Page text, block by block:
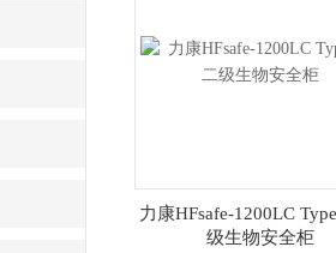
力康HFsafe-1200LC
级生物安全柜